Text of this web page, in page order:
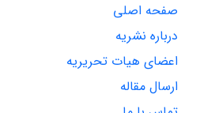
صفحه اصلی
درباره نشریه
اعضای هیات تحریریه
ارسال مقاله